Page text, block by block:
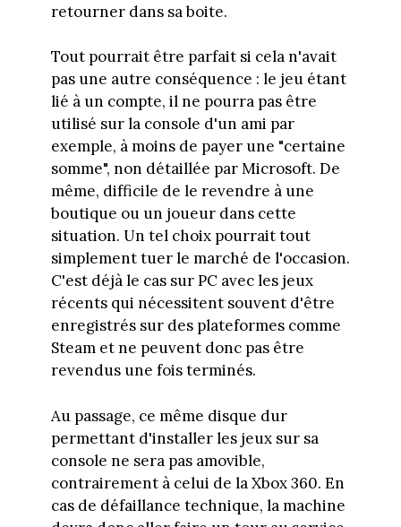
retourner dans sa boite.
Tout pourrait être parfait si cela n'avait
pas une autre conséquence : le jeu étant
lié à un compte, il ne pourra pas être
utilisé sur la console d'un ami par
exemple, à moins de payer une "certaine
somme", non détaillée par Microsoft. De
même, difficile de le revendre à une
boutique ou un joueur dans cette
situation. Un tel choix pourrait tout
simplement tuer le marché de l'occasion.
C'est déjà le cas sur PC avec les jeux
récents qui nécessitent souvent d'être
enregistrés sur des plateformes comme
Steam et ne peuvent donc pas être
revendus une fois terminés.
Au passage, ce même disque dur
permettant d'installer les jeux sur sa
console ne sera pas amovible,
contrairement à celui de la Xbox 360. En
cas de défaillance technique, la machine